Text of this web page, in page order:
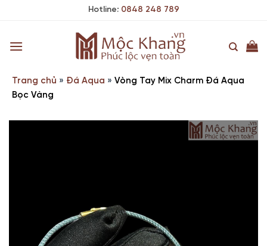
Hotline: 0848 248 789
Trang chủ » Đá Aqua » Vòng Tay Mix Charm Đá Aqua
Bọc Vàng